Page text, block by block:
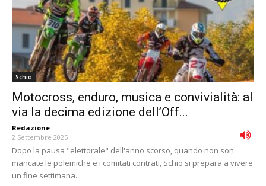
Schio
Motocross, enduro, musica e convivialità: al
via la decima edizione dell’Off...
Redazione -
2 Settembre 2025
Dopo la pausa "elettorale" dell'anno scorso, quando non son
mancate le polemiche e i comitati contrati, Schio si prepara a vivere
un fine settimana...